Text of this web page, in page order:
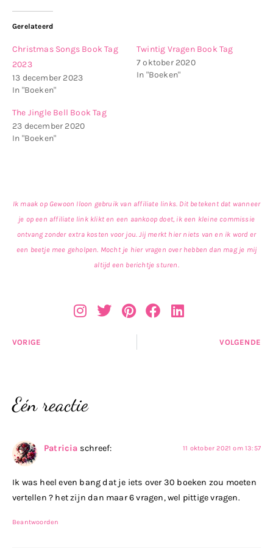
Gerelateerd
Christmas Songs Book Tag
2023
13 december 2023
In "Boeken"
Twintig Vragen Book Tag
7 oktober 2020
In "Boeken"
The Jingle Bell Book Tag
23 december 2020
In "Boeken"
Ik maak op Gewoon Iloon gebruik van affiliate links. Dit betekent dat wanneer
je op een affiliate link klikt en een aankoop doet, ik een kleine commissie
ontvang zonder extra kosten voor jou. Jij merkt hier niets van en ik word er
een beetje mee geholpen. Mocht je hier vragen over hebben dan mag je mij
altijd een berichtje sturen.
VORIGE VOLGENDE
Eén reactie
Patricia schreef: 11 oktober 2021 om 13:57
Ik was heel even bang dat je iets over 30 boeken zou moeten
vertellen ? het zijn dan maar 6 vragen, wel pittige vragen.
Beantwoorden